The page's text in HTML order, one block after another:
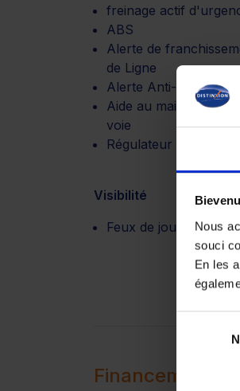
Nous
souci
En les
freinage actif
ABS
Alerte de
de Ligne
Alerte Anti-Collision
Aide au maintien dans
voie
Régulateur vitesse
Visibilité
Feux de jour à led
Financement